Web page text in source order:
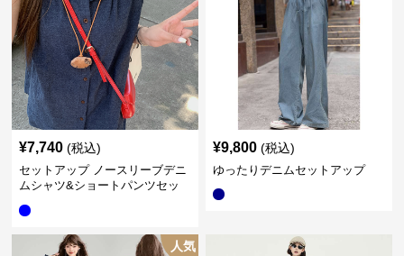
¥7,740 (税込)
セットアップ ノースリーブデニ
ムシャツ&ショートパンツセッ
¥9,800 (税込)
ゆったりデニムセットアップ
人気